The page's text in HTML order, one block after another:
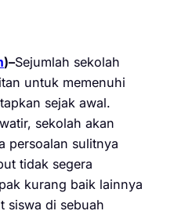
)–Sejumlah sekolah
untuk memenuhi
sejak awal.
sekolah akan
persoalan sulitnya
tidak segera
kurang baik lainnya
siswa di sebuah